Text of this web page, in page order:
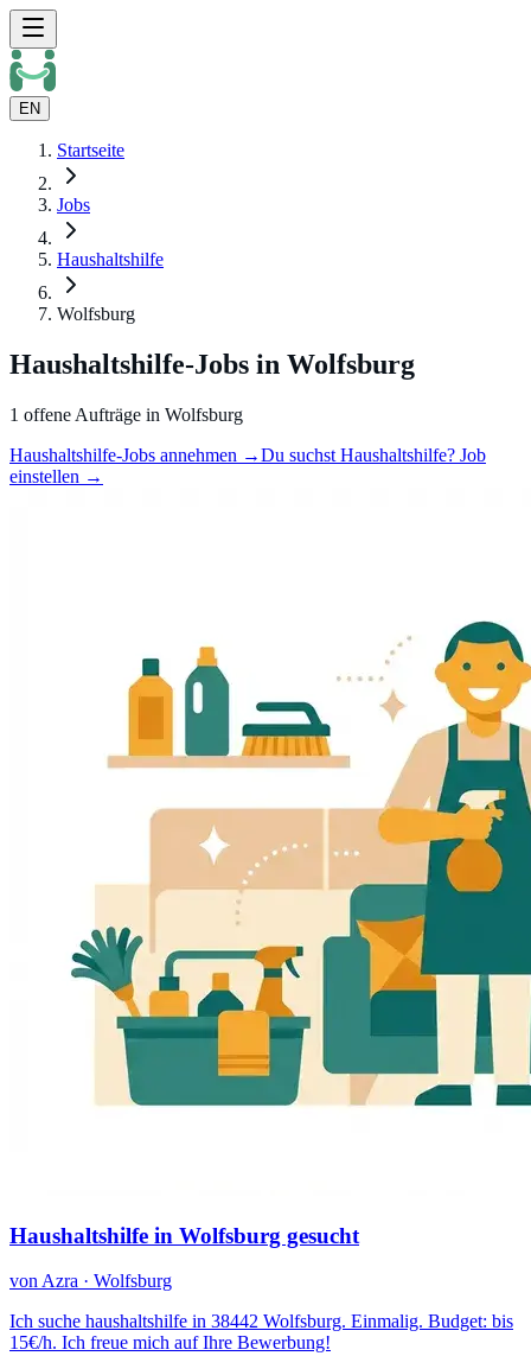
EN
Startseite
Jobs
Haushaltshilfe
Wolfsburg
Haushaltshilfe-Jobs in Wolfsburg
1 offene Aufträge in Wolfsburg
Haushaltshilfe-Jobs annehmen →Du suchst Haushaltshilfe? Job
einstellen →
Haushaltshilfe in Wolfsburg gesucht
von Azra · Wolfsburg
Ich suche haushaltshilfe in 38442 Wolfsburg. Einmalig. Budget: bis
15€/h. Ich freue mich auf Ihre Bewerbung!